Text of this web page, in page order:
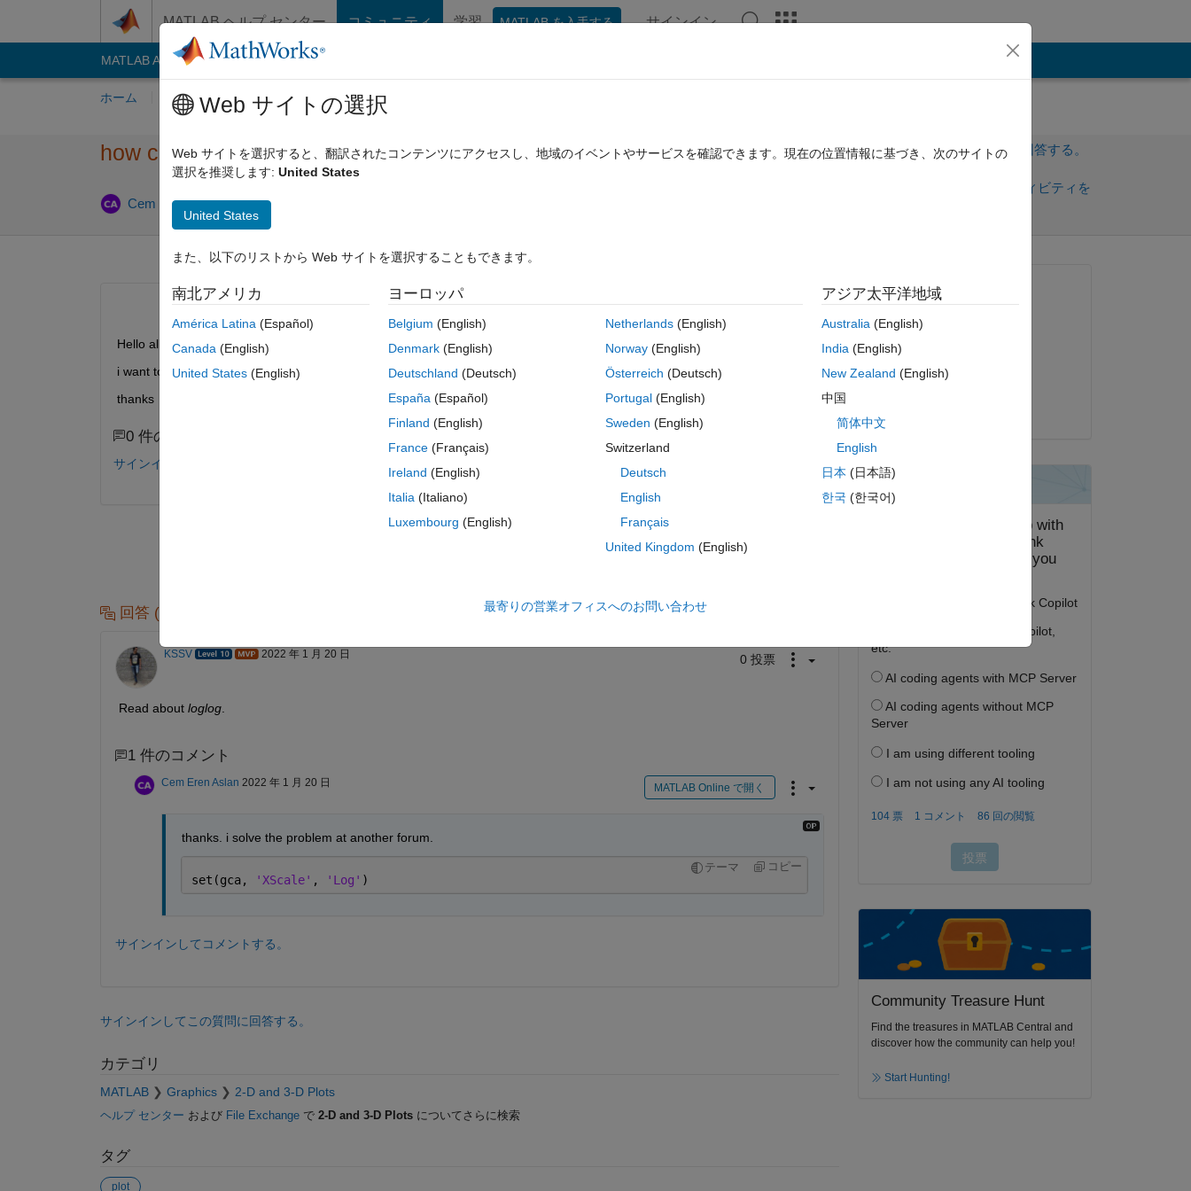
MATLAB ヘルプ センター コミュニティ 学習 MATLAB を入手する サインイン
MATLAB Answers File Exchange
ホーム 質問する 回答 閲覧 MATLAB に関する FAQ
how can i make an axis logarithmic
Cem Eren Aslan 2022 1 月 20
サインインしてこの質問に回答する。
サインインしてアクティビティを
0 投票
Hello all,
i want to plot a graph and an axis of this graph must be logarithmic. how can i do that?
thanks
0 件のコメント
サインインしてコメントする。
サインインしてこの質問に回答する。
回答 (1 件)
KSSV 2022 年 1 月 20 日 0 投票
Read about loglog.
1 件のコメント
Cem Eren Aslan 2022 年 1 月 20 日 MATLAB Online で開く
thanks. i solve the problem at another forum.
テーマ コピー
set(gca, 'XScale' , 'Log' )
サインインしてコメントする。
サインインしてこの質問に回答する。
カテゴリ
MATLAB Graphics 2-D and 3-D Plots
ヘルプ センター および File Exchangeで 2-D and 3-D Plotsについてさらに検索
タグ
plot
質問済み:
2022 年 1 月 20 日
コメント済み:
Community Treasure Hunt
Find the treasures in MATLAB Central and
discover how the community can help you!
Start Hunting!
Web サイトの選択
Web サイトを選択すると、翻訳されたコンテンツにアクセスし、地域のイベントやサービスを確認できます。現在の位置情報に基づき、次のサイトの
選択を推奨します: United States
United States
また、以下のリストから Web サイトを選択することもできます。
南北アメリカ
América Latina (Español)
Canada (English)
United States (English)
ヨーロッパ
Belgium (English)
Denmark (English)
Deutschland (Deutsch)
España (Español)
Finland (English)
France (Français)
Ireland (English)
Italia (Italiano)
Luxembourg (English)
Netherlands(English)
Norway(English)
Österreich (Deutsch)
Portugal(English)
Sweden (English)
Switzerland
Deutsch
English
Français
United Kingdom (English)
アジア太平洋地域
Australia(English)
India(English)
New Zealand (English)
中国
简体中文
English
日本 (日本語)
한국 (한국어)
最寄りの営業オフィスへのお問い合わせ